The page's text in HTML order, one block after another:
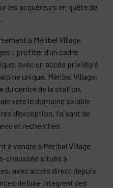
les acquéreurs en quête de
à Méribel Village
: profiter d’un cadre
avec un accès privilégié
unique. Méribel Village,
du centre de la station,
vers le domaine skiable
d’exception, faisant de
et recherchés.
à vendre à Méribel Village
chaussée situés à
avec accès direct depuis
de luxe intègrent des